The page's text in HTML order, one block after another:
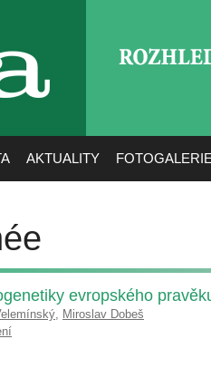
AKTUALITY
evropského
, Miroslav Dobeš